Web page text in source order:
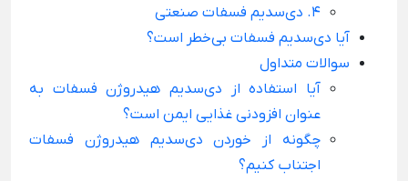
4. دی‌سدیم فسفات صنعتی
آیا دی‌سدیم فسفات بی‌خطر است؟
سوالات متداول
آیا استفاده از دی‌سدیم هیدروژن فسفات به
عنوان افزودنی غذایی ایمن است؟
چگونه از خوردن دی‌سدیم هیدروژن فسفات
اجتناب کنیم؟